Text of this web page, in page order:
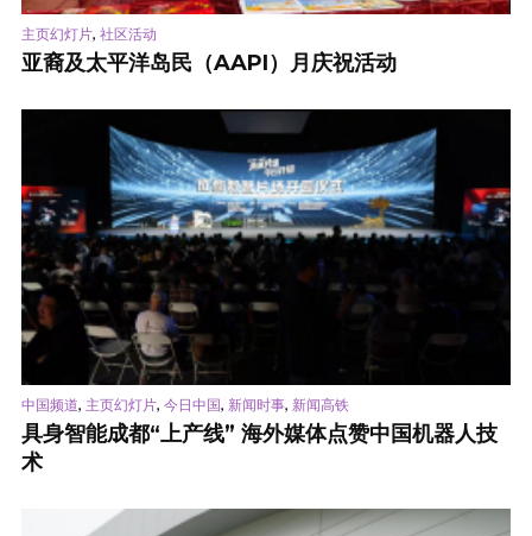
主页幻灯片, 社区活动
亚裔及太平洋岛民（AAPI）月庆祝活动
中国频道, 主页幻灯片, 今日中国, 新闻时事, 新闻高铁
具身智能成都“上产线” 海外媒体点赞中国机器人技
术